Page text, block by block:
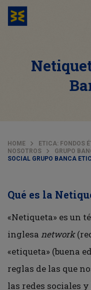
HOME ETICA: FONDOS
NOSOTROS
GRUPO
SOCIAL GRUPO BANCA
Qué es la
«Netiqueta» es un
inglesa network
«etiqueta» (buena
reglas de las que
las redes sociales